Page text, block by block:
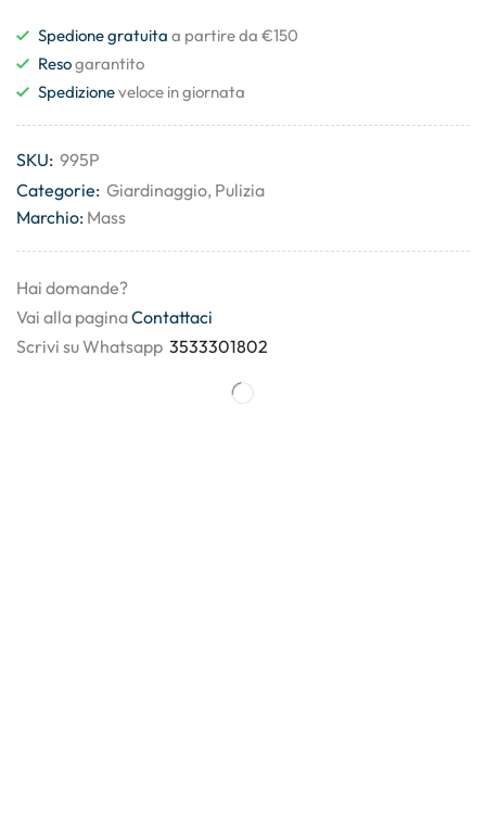
Spedione gratuita a partire da €150
Resogarantito
Spedizioneveloce in giornata
SKU: 995P
Categorie: Giardinaggio, Pulizia
Marchio: Mass
Hai domande?
Vai alla paginaContattaci
Scrivi su Whatsapp 3533301802